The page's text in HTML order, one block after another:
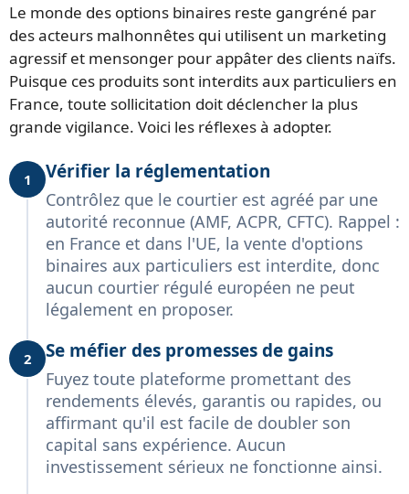
Le monde des options binaires reste gangréné par
des acteurs malhonnêtes qui utilisent un marketing
agressif et mensonger pour appâter des clients naïfs.
Puisque ces produits sont interdits aux particuliers en
France, toute sollicitation doit déclencher la plus
grande vigilance. Voici les réflexes à adopter.
1 Vérifier la réglementation
Contrôlez que le courtier est agréé par une
autorité reconnue (AMF, ACPR, CFTC). Rappel :
en France et dans l'UE, la vente d'options
binaires aux particuliers est interdite, donc
aucun courtier régulé européen ne peut
légalement en proposer.
2 Se méfier des promesses de gains
Fuyez toute plateforme promettant des
rendements élevés, garantis ou rapides, ou
affirmant qu'il est facile de doubler son
capital sans expérience. Aucun
investissement sérieux ne fonctionne ainsi.